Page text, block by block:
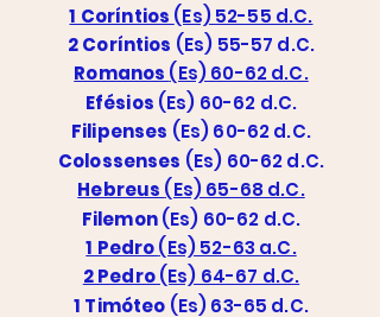
1 Coríntios (Es) 52-55 d.C.
2 Coríntios (Es) 55-57 d.C.
Romanos (Es) 60-62 d.C.
Efésios (Es) 60-62 d.C.
Filipenses (Es) 60-62 d.C.
Colossenses (Es) 60-62 d.C.
Hebreus (Es) 65-68 d.C.
Filemon(Es) 60-62 d.C.
1 Pedro(Es) 52-63 a.C.
2 Pedro(Es) 64-67 d.C.
1 Timóteo (Es) 63-65 d.C.